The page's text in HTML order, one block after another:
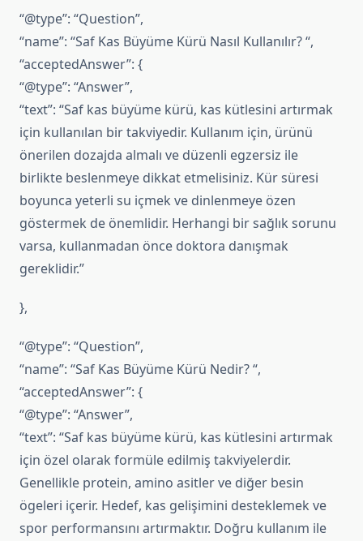
“@type”: “Question”,
“name”: “Saf Kas Büyüme Kürü Nasıl Kullanılır? “,
“acceptedAnswer”: {
“@type”: “Answer”,
“text”: “Saf kas büyüme kürü, kas kütlesini artırmak
için kullanılan bir takviyedir. Kullanım için, ürünü
önerilen dozajda almalı ve düzenli egzersiz ile
birlikte beslenmeye dikkat etmelisiniz. Kür süresi
boyunca yeterli su içmek ve dinlenmeye özen
göstermek de önemlidir. Herhangi bir sağlık sorunu
varsa, kullanmadan önce doktora danışmak
gereklidir.”
},
“@type”: “Question”,
“name”: “Saf Kas Büyüme Kürü Nedir? “,
“acceptedAnswer”: {
“@type”: “Answer”,
“text”: “Saf kas büyüme kürü, kas kütlesini artırmak
için özel olarak formüle edilmiş takviyelerdir.
Genellikle protein, amino asitler ve diğer besin
ögeleri içerir. Hedef, kas gelişimini desteklemek ve
spor performansını artırmaktır. Doğru kullanım ile